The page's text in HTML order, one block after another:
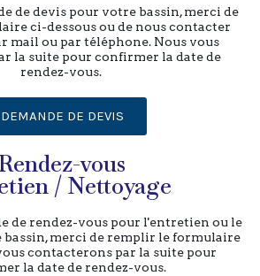
de devis pour votre bassin, merci de
ci-dessous ou de nous contacter
mail ou par téléphone. Nous vous
la suite pour confirmer la date de
rendez-vous.
DEMANDE DE DEVIS
vous
/ Nettoyage
de rendez-vous pour l'entretien ou le
bassin, merci de remplir le formulaire
contacterons par la suite pour
la date de rendez-vous.